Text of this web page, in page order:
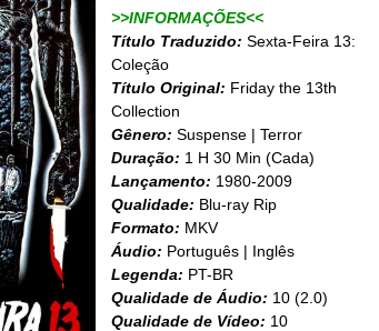
>>INFORMAÇÕES<<
Título Traduzido: Sexta-Feira 13:
Coleção
Título Original: Friday the 13th
Collection
Gênero: Suspense | Terror
Duração: 1 H 30 Min (Cada)
Lançamento: 1980-2009
Qualidade: Blu-ray Rip
Formato: MKV
Áudio: Português | Inglês
Legenda: PT-BR
Qualidade de Áudio: 10 (2.0)
Qualidade de Vídeo: 10